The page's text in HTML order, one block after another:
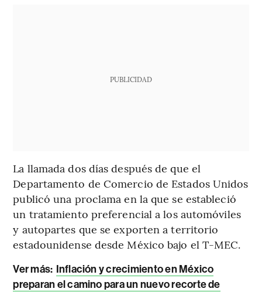
PUBLICIDAD
La llamada dos días después de que el
Departamento de Comercio de Estados Unidos
publicó una proclama en la que se estableció
un tratamiento preferencial a los automóviles
y autopartes que se exporten a territorio
estadounidense desde México bajo el T-MEC.
Ver más: Inflación y crecimiento en México
preparan el camino para un nuevo recorte de